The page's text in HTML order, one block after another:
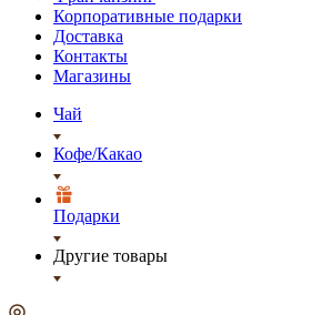
Корпоративные подарки
Доставка
Контакты
Магазины
Чай
Кофе/Какао
Подарки
Другие товары